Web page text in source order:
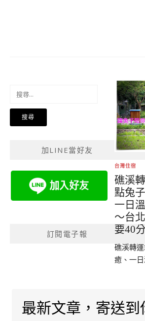
台灣住宿
礁溪
點兔
一日
～台
要40
礁溪轉
癒、一
關
加LINE當好友
訂閱電子報
最新文章，寄送到